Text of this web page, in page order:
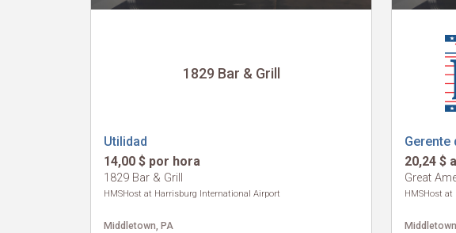
1829 Bar & Grill
Utilidad
14,00 $ por hora
1829 Bar & Grill
HMSHost at Harrisburg International Airport
Middletown, PA
Gerente
20,24 $
Great
HMSHost